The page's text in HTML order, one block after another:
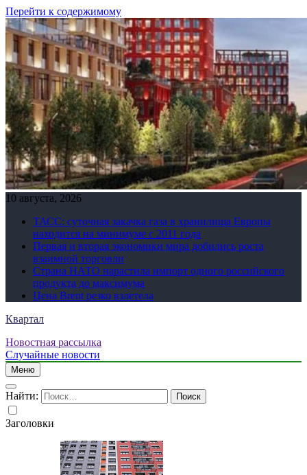
Перейти к содержимому
10 августа, 2026
ТАСС: суточная закачка газа в хранилища Европы
находится на минимуме с 2011 года
Первая и вторая экономики мира добились роста
взаимной торговли
Страна НАТО нарастила импорт одного российского
продукта до максимума
Цена Brent резко взлетела
Квартал
Новостная рассылка
Случайные новости
Меню
Найти:
Заголовки